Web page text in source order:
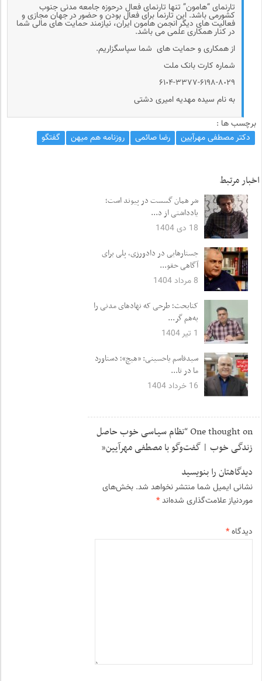
تارنمای “هامون” تنها تارنمای فعال درحوزه جامعه مدنی جنوب
کشورمی باشد. این تارنما برای فعال بودن و حضور در جهان مجازی و
فعالیت های دیگر انجمن هامون ایران، نیازمند حمایت های مالی شما
در کنار همکاری علمی می باشد.
از همکاری و حمایت های شما سپاسگزاریم.
شماره کارت بانک ملت
۶۱٠۴-۳۳۷۷-۶۱۹۸-۸٠۲۹
به نام سیده مهدیه امیری دشتی
برچسب ها :
دکتر مصطفی مهرآیین
رضا صائمی روزنامه هم میهن گفتگو
اخبار مرتبط
شر همان گسست در پیوند است؛
یادداشتی از د...
18 دی 1404
جستارهایی در دادورزی، پلی برای
آگاهی حقو...
8 مرداد 1404
کتابحث؛ طرحی که نهادهای مدنی را
به‌هم گر...
1 تیر 1404
سیدقاسم یاحسینی: «هیچ»؛ دستاورد
ما در تا...
16 خرداد 1404
One thought on “ نظام سیـاسی خوب حاصل
زندگی خوب | گفت‌وگو با مصطفی مهرآیین”
دیدگاهتان را بنویسید
نشانی ایمیل شما منتشر نخواهد شد. بخش‌های
موردنیاز علامت‌گذاری شده‌اند*
دیدگاه*